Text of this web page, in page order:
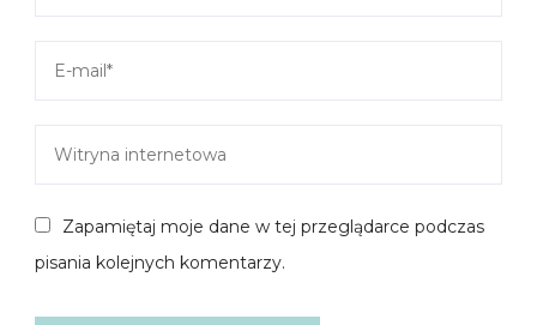
Zapamiętaj moje dane w tej przeglądarce podczas
pisania kolejnych komentarzy.